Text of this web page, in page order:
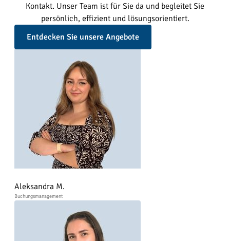
Kontakt. Unser Team ist für Sie da und begleitet Sie
persönlich, effizient und lösungsorientiert.
Entdecken Sie unsere Angebote
Aleksandra M.
Buchungsmanagement